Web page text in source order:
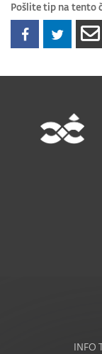
Pošlite tip na tento
INFO